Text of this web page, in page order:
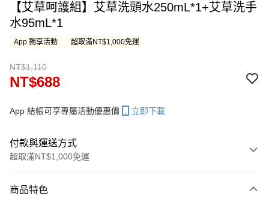
【艾草呵護組】艾草洗頭水250mL*1+艾草洗手
水95mL*1
App 獨享活動 超取滿NT$1,000免運
NT$1,110
NT$688
App 結帳可享專屬活動優惠價 立即下載
付款與運送方式
超取滿NT$1,000免運
信用卡一次付款
商品特色